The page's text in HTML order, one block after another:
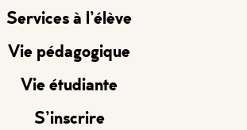
Services à l’élève
Vie pédagogique
Vie étudiante
S’inscrire